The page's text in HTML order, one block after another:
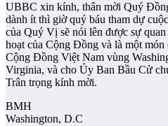
UBBC xin kính, thân mời Quý
dành ít thì giờ quý báu tham dự
của Quý Vị sẽ nói lên được sự
hoạt của Cộng Đồng và là một
Cộng Đồng Việt Nam vùng
Virginia, và cho Ủy Ban Bầu Cử
Trân trọng kính mời.
BMH
Washington, D.C